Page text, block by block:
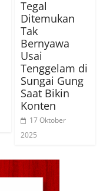
Tegal
Ditemukan
Tak
Bernyawa
Usai
Tenggelam di
Sungai Gung
Saat Bikin
Konten
17 Oktober
2025